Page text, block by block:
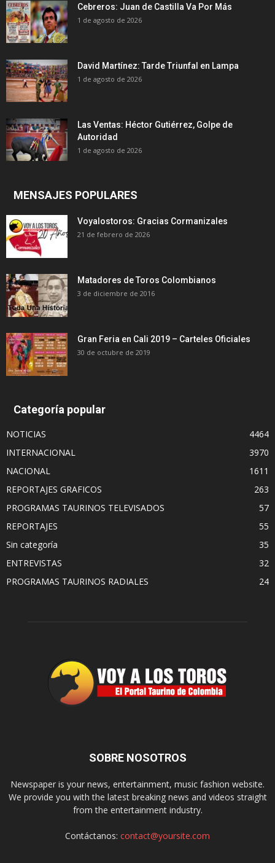
Cebreros: Juan de Castilla Va Por Más
1 de agosto de 2026
David Martínez: Tarde Triunfal en Lampa
1 de agosto de 2026
Las Ventas: Héctor Gutiérrez, Golpe de
Autoridad
1 de agosto de 2026
MENSAJES POPULARES
Voyalostoros: Gracias Cormanizales
21 de febrero de 2026
Matadores de Toros Colombianos
3 de diciembre de 2016
Gran Feria en Cali 2019 – Carteles Oficiales
30 de octubre de 2019
Categoría popular
NOTICIAS
4464
INTERNACIONAL
3970
NACIONAL
1611
REPORTAJES GRAFICOS
263
PROGRAMAS TAURINOS TELEVISADOS
57
REPORTAJES
55
Sin categoría
35
ENTREVISTAS
32
PROGRAMAS TAURINOS RADIALES
24
SOBRE NOSOTROS
Newspaper is your news, entertainment, music fashion website.
We provide you with the latest breaking news and videos straight
from the entertainment industry.
Contáctanos: contact@yoursite.com